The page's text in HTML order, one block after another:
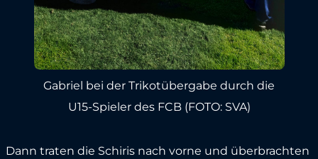
Gabriel bei der Trikotübergabe durch die
U15-Spieler des FCB (FOTO: SVA)
Dann traten die Schiris nach vorne und überbrachten